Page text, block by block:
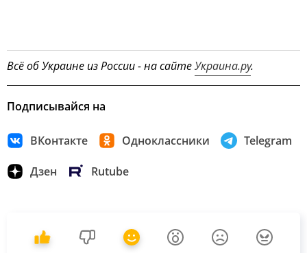
Всё об Украине из России - на сайтеУкраина.ру.
Подписывайся на
ВКонтакте Одноклассники Telegram
Дзен Rutube